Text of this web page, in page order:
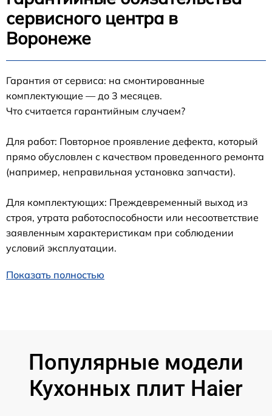
сервисного центра в
Воронеже
Гарантия от сервиса: на смонтированные
комплектующие — до 3 месяцев.
Что считается гарантийным случаем?
Для работ: Повторное проявление дефекта, который
прямо обусловлен с качеством проведенного ремонта
(например, неправильная установка запчасти).
Для комплектующих: Преждевременный выход из
строя, утрата работоспособности или несоответствие
заявленным характеристикам при соблюдении
условий эксплуатации.
Показать полностью
Популярные модели
Кухонных плит Haier